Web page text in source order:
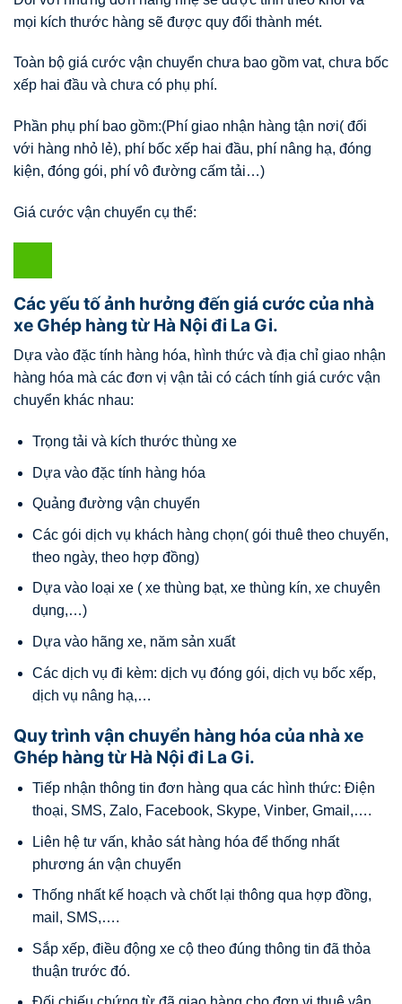
mọi kích thước hàng sẽ được quy đổi thành mét.
Toàn bộ giá cước vận chuyển chưa bao gồm vat, chưa bốc
xếp hai đầu và chưa có phụ phí.
Phần phụ phí bao gồm:(Phí giao nhận hàng tận nơi( đối
với hàng nhỏ lẻ), phí bốc xếp hai đầu, phí nâng hạ, đóng
kiện, đóng gói, phí vô đường cấm tải…)
Giá cước vận chuyển cụ thể:
Các yếu tố ảnh hưởng đến giá cước của nhà
xe Ghép hàng từ Hà Nội đi La Gi.
Dựa vào đặc tính hàng hóa, hình thức và địa chỉ giao nhận
hàng hóa mà các đơn vị vận tải có cách tính giá cước vận
chuyển khác nhau:
Trọng tải và kích thước thùng xe
Dựa vào đặc tính hàng hóa
Quảng đường vận chuyển
Các gói dịch vụ khách hàng chọn( gói thuê theo chuyến,
theo ngày, theo hợp đồng)
Dựa vào loại xe ( xe thùng bạt, xe thùng kín, xe chuyên
dụng,…)
Dựa vào hãng xe, năm sản xuất
Các dịch vụ đi kèm: dịch vụ đóng gói, dịch vụ bốc xếp,
dịch vụ nâng hạ,…
Quy trình vận chuyển hàng hóa của nhà xe
Ghép hàng từ Hà Nội đi La Gi.
Tiếp nhận thông tin đơn hàng qua các hình thức: Điện
thoại, SMS, Zalo, Facebook, Skype, Vinber, Gmail,….
Liên hệ tư vấn, khảo sát hàng hóa để thống nhất
phương án vận chuyển
Thống nhất kế hoạch và chốt lại thông qua hợp đồng,
mail, SMS,….
Sắp xếp, điều động xe cộ theo đúng thông tin đã thỏa
thuận trước đó.